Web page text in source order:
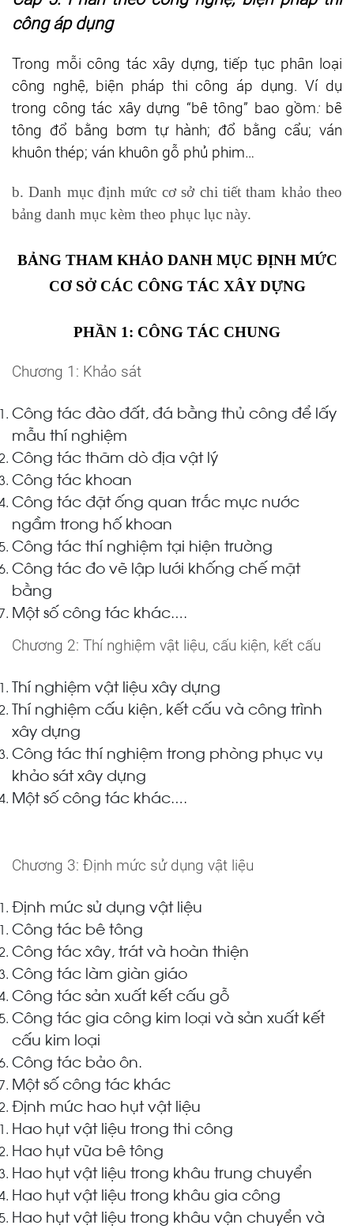
công áp dụng
Trong mỗi công tác xây dựng, tiếp tục phân loại
công nghệ, biện pháp thi công áp dụng. Ví dụ
trong công tác xây dựng “bê tông” bao gồm:bê
tông đổ bằng bơm tự hành; đổ bằng cẩu; ván
khuôn thép; ván khuôn gỗ phủ phim…
b. Danh mục định mức cơ sở chi tiết tham khảo theo
bảng danh mục kèm theo phục lục này.
BẢNG THAM KHẢO DANH MỤC ĐỊNH MỨC
CƠ SỞ CÁC CÔNG TÁC XÂY DỰNG
PHẦN 1: CÔNG TÁC CHUNG
Chương 1: Khảo sát
Công tác đào đất, đá bằng thủ công để lấy
mẫu thí nghiệm
Công tác thăm dò địa vật lý
Công tác khoan
Công tác đặt ống quan trắc mực nước
ngầm trong hố khoan
Công tác thí nghiệm tại hiện trường
Công tác đo vẽ lập lưới khống chế mặt
bằng
Một số công tác khác….
Chương 2: Thí nghiệm vật liệu, cấu kiện, kết cấu
Thí nghiệm vật liệu xây dựng
Thí nghiệm cấu kiện, kết cấu và công trình
xây dựng
Công tác thí nghiệm trong phòng phục vụ
khảo sát xây dựng
Một số công tác khác….
Chương 3: Định mức sử dụng vật liệu
Định mức sử dụng vật liệu
Công tác bê tông
Công tác xây, trát và hoàn thiện
Công tác làm giàn giáo
Công tác sản xuất kết cấu gỗ
Công tác gia công kim loại và sản xuất kết
cấu kim loại
Công tác bảo ôn.
Một số công tác khác
Định mức hao hụt vật liệu
Hao hụt vật liệu trong thi công
Hao hụt vữa bê tông
Hao hụt vật liệu trong khâu trung chuyển
Hao hụt vật liệu trong khâu gia công
Hao hụt vật liệu trong khâu vận chuyển và